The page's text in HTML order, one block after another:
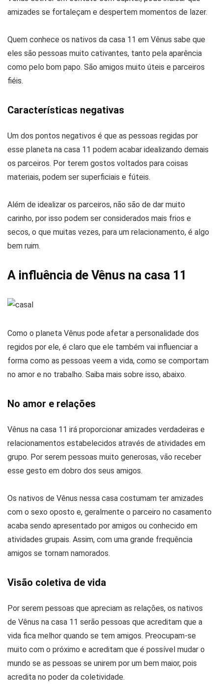
amizades se fortaleçam e despertem momentos de lazer.
Quem conhece os nativos da casa 11 em Vênus sabe que
eles são pessoas muito cativantes, tanto pela aparência
como pelo bom papo. São amigos muito úteis e parceiros
fiéis.
Características negativas
Um dos pontos negativos é que as pessoas regidas por
esse planeta na casa 11 podem acabar idealizando demais
os parceiros. Por terem gostos voltados para coisas
materiais, podem ser superficiais e fúteis.
Além de idealizar os parceiros, não são de dar muito
carinho, por isso podem ser considerados mais frios e
secos, o que muitas vezes, para um relacionamento, é algo
bem ruim.
A influência de Vênus na casa 11
Como o planeta Vênus pode afetar a personalidade dos
regidos por ele, é claro que ele também vai influenciar a
forma como as pessoas veem a vida, como se comportam
no amor e no trabalho. Saiba mais sobre isso, abaixo.
No amor e relações
Vênus na casa 11 irá proporcionar amizades verdadeiras e
relacionamentos estabelecidos através de atividades em
grupo. Por serem pessoas muito generosas, vão receber
esse gesto em dobro dos seus amigos.
Os nativos de Vênus nessa casa costumam ter amizades
com o sexo oposto e, geralmente o parceiro no casamento
acaba sendo apresentado por amigos ou conhecido em
atividades grupais. Assim, com uma grande frequência
amigos se tornam namorados.
Visão coletiva de vida
Por serem pessoas que apreciam as relações, os nativos
de Vênus na casa 11 serão pessoas que acreditam que a
vida fica melhor quando se tem amigos. Preocupam-se
muito com o próximo e acreditam que é possível mudar o
mundo se as pessoas se unirem por um bem maior, pois
acredita no poder da coletividade.